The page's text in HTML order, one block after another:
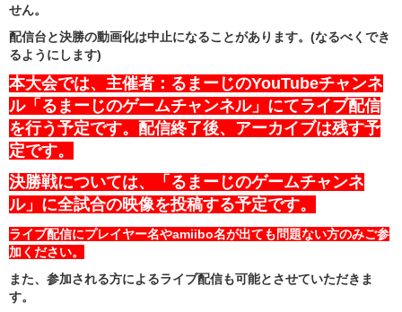
せん。
配信台と決勝の動画化は中止になることがあります。(なるべくでき
るようにします)
本大会では、主催者：るまーじのYouTubeチャンネ
ル「るまーじのゲームチャンネル」にてライブ配信
を行う予定です。配信終了後、 アーカイブは残す予
定です。
決勝戦については、「るまーじのゲームチャンネ
ル」に全試合の映像を投稿する予定です。
ライブ配信にプレイヤー名やamiibo名が出ても問題ない方のみご参
加ください。
また、参加される方によるライブ配信も可能とさせていただきま
す。